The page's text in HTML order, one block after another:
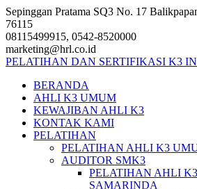
Skip
to
content
Sepinggan Pratama SQ3 No. 17
76115
08115499915, 0542-8520000
marketing@hrl.co.id
PELATIHAN DAN SERTIFIKASI K3
BERANDA
AHLI K3 UMUM
KEWAJIBAN AHLI K3
KONTAK KAMI
PELATIHAN
PELATIHAN AHLI K3
AUDITOR SMK3
PELATIHAN AHLI
SAMARINDA